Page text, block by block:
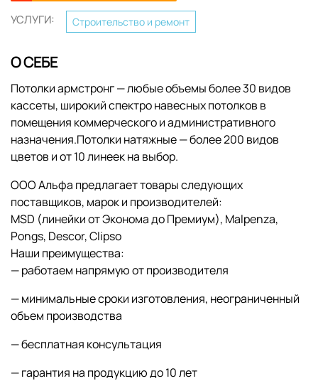
УСЛУГИ: Строительство и ремонт
О СЕБЕ
Потолки армстронг — любые объемы более 30 видов
кассеты, широкий спектро навесных потолков в
помещения коммерческого и административного
назначения.Потолки натяжные — более 200 видов
цветов и от 10 линеек на выбор.
ООО Альфа предлагает товары следующих
поставщиков, марок и производителей:
МSD (линейки от Эконома до Премиум), Malpenza,
Pongs, Descor, Clipso
Наши преимущества:
— работаем напрямую от производителя
— минимальные сроки изготовления, неограниченный
объем производства
— бесплатная консультация
— гарантия на продукцию до 10 лет